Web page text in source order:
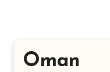
Oman